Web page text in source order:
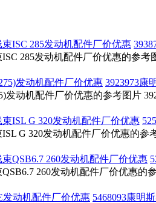
285发动机配件厂价优惠的参
3923973康
发动机配件厂价优惠的参考图片
G 320发动机配件厂价优惠的
260发动机配件厂价优惠
5468093康明